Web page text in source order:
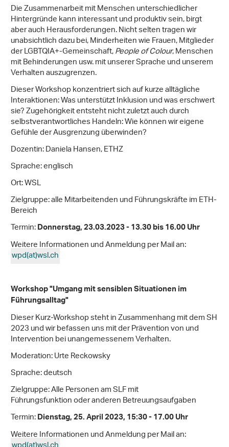
Die Zusammenarbeit mit Menschen unterschiedlicher
Hintergründe kann interessant und produktiv sein, birgt
aber auch Herausforderungen. Nicht selten tragen wir
unabsichtlich dazu bei, Minderheiten wie Frauen, Mitglieder
der LGBTQIA+-Gemeinschaft,People of Colour, Menschen
mit Behinderungen usw. mit unserer Sprache und unserem
Verhalten auszugrenzen.
Dieser Workshop konzentriert sich auf kurze alltägliche
Interaktionen: Was unterstützt Inklusion und was erschwert
sie? Zugehörigkeit entsteht nicht zuletzt auch durch
selbstverantwortliches Handeln: Wie können wir eigene
Gefühle der Ausgrenzung überwinden?
Dozentin: Daniela Hansen, ETHZ
Sprache: englisch
Ort: WSL
Zielgruppe: alle Mitarbeitenden und Führungskräfte im ETH-
Bereich
Termin:Donnerstag, 23.03.2023 - 13.30 bis 16.00 Uhr
Weitere Informationen und Anmeldung per Mail an:
wpd(at)wsl.ch
Workshop "Umgang mit sensiblen Situationen im
Führungsalltag"
Dieser Kurz-Workshop steht in Zusammenhang mit dem SH
2023 und wir befassen uns mit der Prävention von und
Intervention bei unangemessenem Verhalten.
Moderation: Urte Reckowsky
Sprache: deutsch
Zielgruppe: Alle Personen am SLF mit
Führungsfunktion oder anderen Betreuungsaufgaben
Termin:Dienstag, 25. April 2023, 15:30 - 17.00 Uhr
Weitere Informationen und Anmeldung per Mail an: